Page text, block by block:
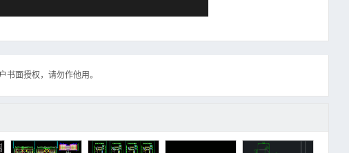
面授权，请勿作他用。